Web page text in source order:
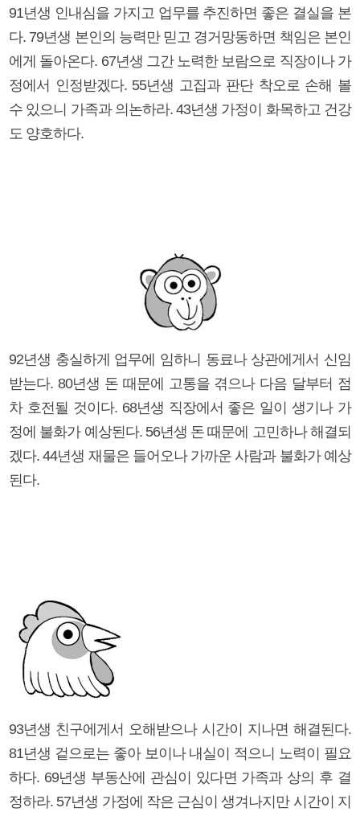
91년생 인내심을 가지고 업무를 추진하면 좋은 결실을 본
다. 79년생 본인의 능력만 믿고 경거망동하면 책임은 본인
에게 돌아온다. 67년생 그간 노력한 보람으로 직장이나 가
정에서 인정받겠다. 55년생 고집과 판단 착오로 손해 볼
수 있으니 가족과 의논하라. 43년생 가정이 화목하고 건강
도 양호하다.
92년생 충실하게 업무에 임하니 동료나 상관에게서 신임
받는다. 80년생 돈 때문에 고통을 겪으나 다음 달부터 점
차 호전될 것이다. 68년생 직장에서 좋은 일이 생기나 가
정에 불화가 예상된다. 56년생 돈 때문에 고민하나 해결되
겠다. 44년생 재물은 들어오나 가까운 사람과 불화가 예상
된다.
93년생 친구에게서 오해받으나 시간이 지나면 해결된다.
81년생 겉으로는 좋아 보이나 내실이 적으니 노력이 필요
하다. 69년생 부동산에 관심이 있다면 가족과 상의 후 결
정하라. 57년생 가정에 작은 근심이 생겨나지만 시간이 지